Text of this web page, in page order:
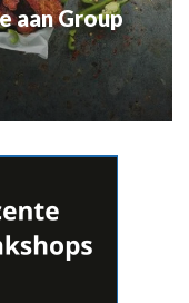
aan Group